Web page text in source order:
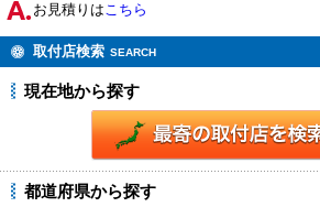
お見積りはこちら
取付店検索 SEARCH
現在地から探す
都道府県から探す